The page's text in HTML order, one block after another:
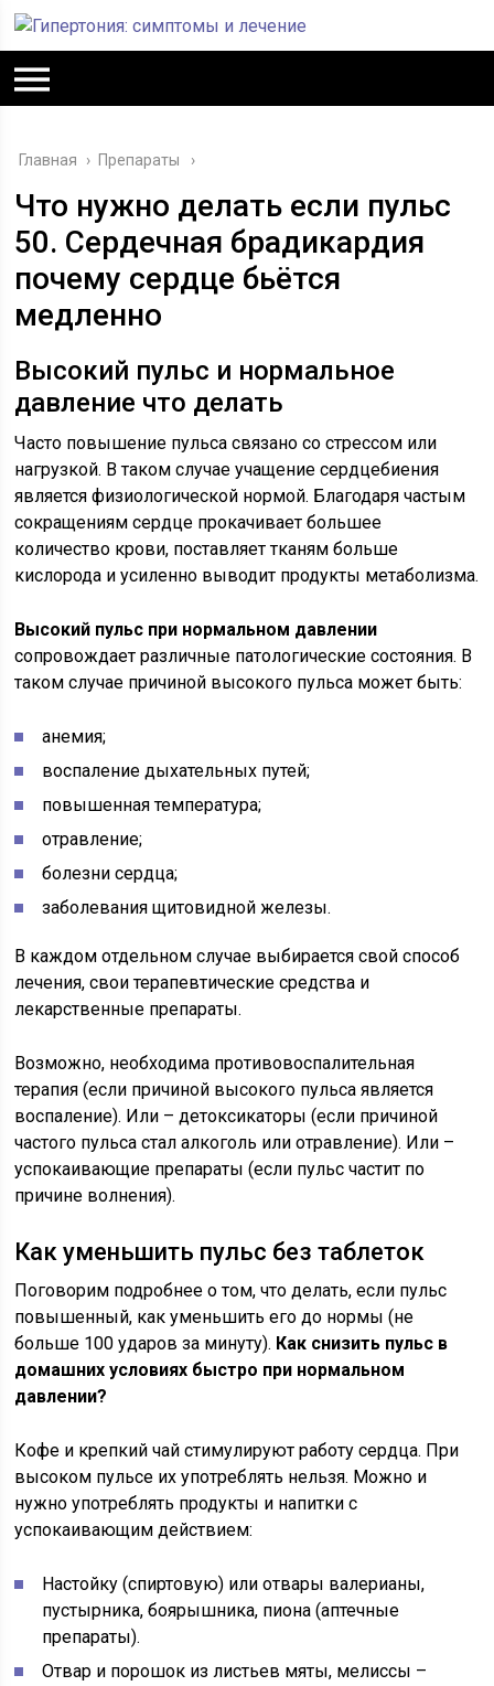
Главная › Препараты
Что нужно делать если пульс
50. Сердечная брадикардия
почему сердце бьётся
медленно
Высокий пульс и нормальное
давление что делать
Часто повышение пульса связано со стрессом или
нагрузкой. В таком случае учащение сердцебиения
является физиологической нормой. Благодаря частым
сокращениям сердце прокачивает большее
количество крови, поставляет тканям больше
кислорода и усиленно выводит продукты метаболизма.
Высокий пульс при нормальном давлении
сопровождает различные патологические состояния. В
таком случае причиной высокого пульса может быть:
анемия;
воспаление дыхательных путей;
повышенная температура;
отравление;
болезни сердца;
заболевания щитовидной железы.
В каждом отдельном случае выбирается свой способ
лечения, свои терапевтические средства и
лекарственные препараты.
Возможно, необходима противовоспалительная
терапия (если причиной высокого пульса является
воспаление). Или – детоксикаторы (если причиной
частого пульса стал алкоголь или отравление). Или –
успокаивающие препараты (если пульс частит по
причине волнения).
Как уменьшить пульс без таблеток
Поговорим подробнее о том, что делать, если пульс
повышенный, как уменьшить его до нормы (не
больше 100 ударов за минуту). Как снизить пульс в
домашних условиях быстро при нормальном
давлении?
Кофе и крепкий чай стимулируют работу сердца. При
высоком пульсе их употреблять нельзя. Можно и
нужно употреблять продукты и напитки с
успокаивающим действием:
Настойку (спиртовую) или отвары валерианы,
пустырника, боярышника, пиона (аптечные
препараты).
Отвар и порошок из листьев мяты, мелиссы –